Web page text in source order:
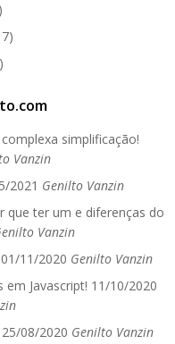
simplificação!
Vanzin
2021 Genilto Vanzin
que ter um e diferenças do
Vanzin
01/11/2020 Genilto Vanzin
em Javascript! 11/10/2020
25/08/2020 Genilto Vanzin